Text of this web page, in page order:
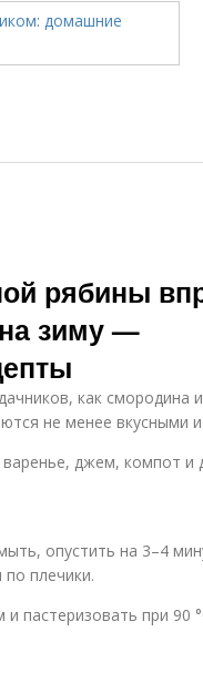
рябины
зиму —
как смородина
не менее вкусными
джем, компот и
опустить на 3–4
плечики.
пастеризовать при 90